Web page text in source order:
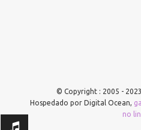
© Copyright : 2005 -
Hospedado por Digital Ocean,
no